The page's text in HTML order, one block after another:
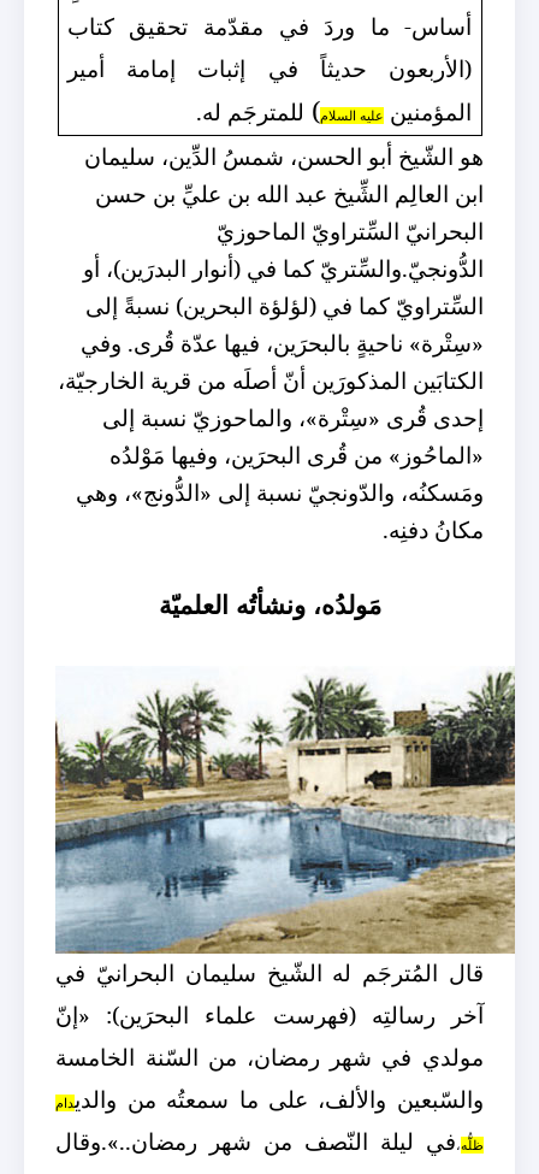
أساس- ما وردَ في مقدّمة تحقيق كتاب
(الأربعون حديثاً في إثبات إمامة أمير
المؤمنين عليه السلام) للمترجَم له.
هو الشّيخ أبو الحسن، شمسُ الدِّين، سليمان
ابن العالِم الشِّيخ عبد الله بن عليِّ بن حسن
البحرانيّ السِّتراويّ الماحوزيّ
الدُّونجيّ.والسِّتريّ كما في (أنوار البدرَين)، أو
السِّتراويّ كما في (لؤلؤة البحرين) نسبةً إلى
«سِتْرة» ناحيةٍ بالبحرَين، فيها عدّة قُرى. وفي
الكتابَين المذكورَين أنّ أصلَه من قرية الخارجيّة،
إحدى قُرى «سِتْرة»، والماحوزيّ نسبة إلى
«الماحُوز» من قُرى البحرَين، وفيها مَوْلدُه
ومَسكنُه، والدّونجيّ نسبة إلى «الدُّونج»، وهي
مكانُ دفنِه.
مَولدُه، ونشأتُه العلميّة
قال المُترجَم له الشّيخ سليمان البحرانيّ في
آخر رسالتِه (فهرست علماء البحرَين): «إنّ
مولدي في شهر رمضان، من السّنة الخامسة
والسّبعين والألف، على ما سمعتُه من والديدام
ظلُّه،في ليلة النّصف من شهر رمضان..».وقال